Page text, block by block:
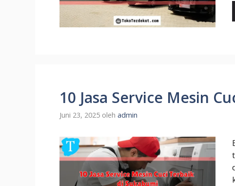
10 Jasa Service Mesin
Juni 23, 2025 oleh admin